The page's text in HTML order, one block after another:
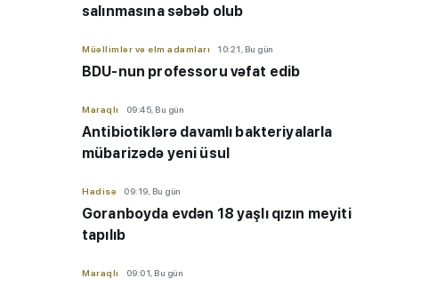
salınmasına səbəb olub
Müəllimlər və elm adamları 10:21, Bu gün
BDU-nun professoru vəfat edib
Maraqlı 09:45, Bu gün
Antibiotiklərə davamlı bakteriyalarla
mübarizədə yeni üsul
Hadisə 09:19, Bu gün
Goranboyda evdən 18 yaşlı qızın meyiti
tapılıb
Maraqlı 09:01, Bu gün